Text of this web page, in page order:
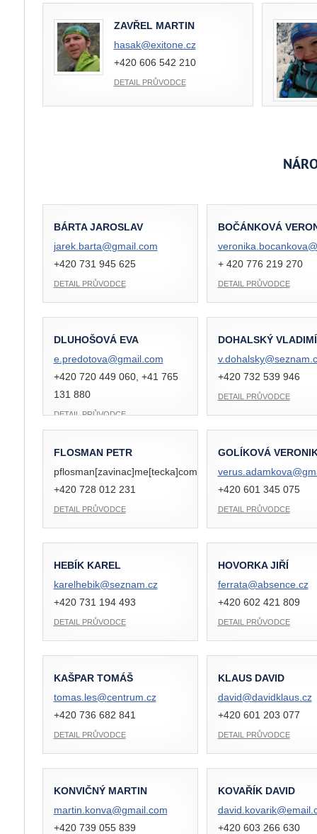
ZAVŘEL MARTIN
hasak@exitone.cz
+420 606 542 210
DETAIL PRŮVODCE
BÁRTA JAROSLAV
jarek.barta@gmail.com
+420 731 945 625
DETAIL PRŮVODCE
BOČÁNKOVÁ
veronika.bocankova@
+ 420 776 219 270
DETAIL PRŮVODCE
DLUHOŠOVÁ EVA
e.predotova@gmail.com
+420 720 449 060, +41 765
131 880
DETAIL PRŮVODCE
DOHALSKÝ
v.dohalsky@
+420 732 539 946
DETAIL PRŮVODCE
FLOSMAN PETR
pflosman[zavinac]me[tecka]com
+420 728 012 231
DETAIL PRŮVODCE
GOLÍKOVÁ
verus.adamkova@
+420 601 345 075
DETAIL PRŮVODCE
HEBÍK KAREL
karelhebik@seznam.cz
+420 731 194 493
DETAIL PRŮVODCE
HOVORKA JIŘÍ
ferrata@absence.cz
+420 602 421 809
DETAIL PRŮVODCE
KAŠPAR TOMÁŠ
tomas.les@centrum.cz
+420 736 682 841
DETAIL PRŮVODCE
KLAUS DAVID
david@davidklaus.cz
+420 601 203 077
DETAIL PRŮVODCE
KONVIČNÝ MARTIN
martin.konva@gmail.com
+420 739 055 839
KOVAŘÍK DAVID
david.kovarik@
+420 603 266 630